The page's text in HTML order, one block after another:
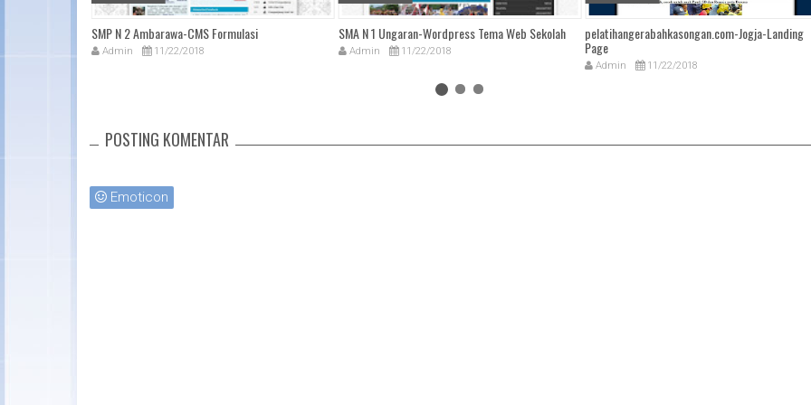
SMP N 2 Ambarawa-CMS Formulasi
Admin 11/22/2018
SMA N 1 Ungaran-Wordpress Tema Web Sekolah
Admin 11/22/2018
pelatihangerabahkasongan.com-Jogja-Landing
Page
Admin 11/22/2018
POSTING KOMENTAR
Emoticon